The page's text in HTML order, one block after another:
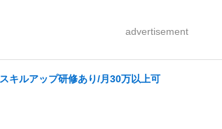
advertisement
キルアップ研修あり/月30万以上可